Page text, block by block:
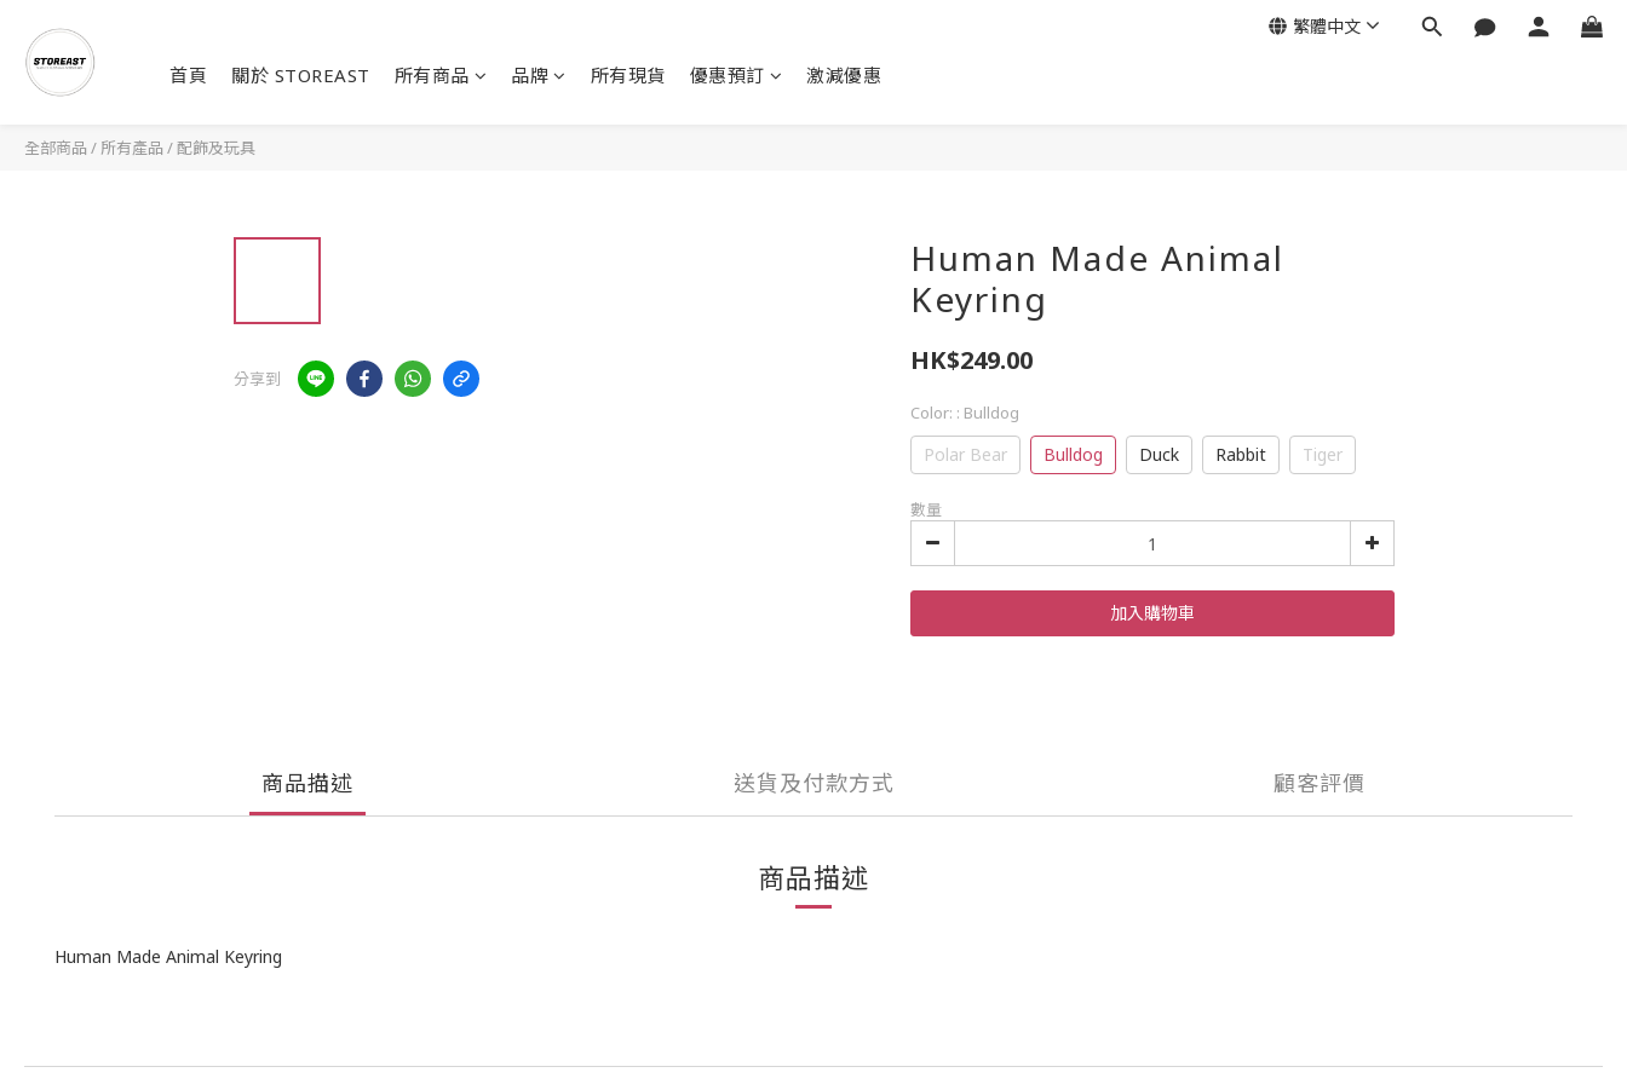
首頁 關於 STOREAST 所有商品 品牌 所有現貨 優惠預訂 激減優惠
繁體中文
全部商品 / 所有產品 /配飾及玩具
分享到
Human Made Animal
Keyring
HK$249.00
Color: : Bulldog
Polar Bear Bulldog Duck Rabbit Tiger
數量
加入購物車
商品描述 送貨及付款方式 顧客評價
商品描述
Human Made Animal Keyring